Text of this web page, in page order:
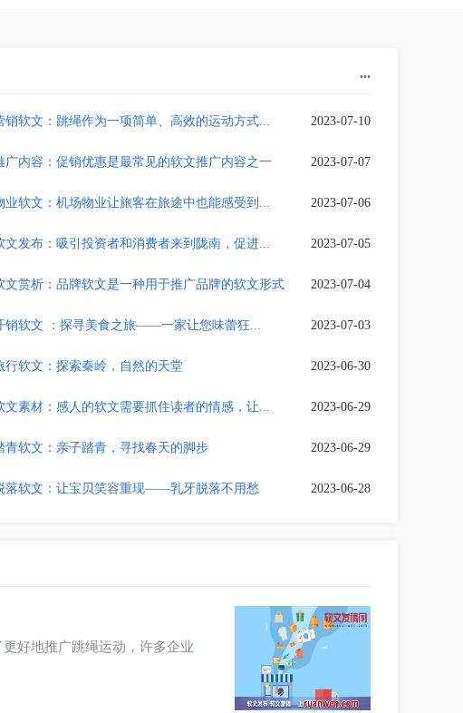
...
销软文：跳绳作为一项简单、高效的运动方式... 2023-07-10
广内容：促销优惠是最常见的软文推广内容之一 2023-07-07
业软文：机场物业让旅客在旅途中也能感受到... 2023-07-06
文发布：吸引投资者和消费者来到陇南，促进... 2023-07-05
文赏析：品牌软文是一种用于推广品牌的软文形式 2023-07-04
销软文 ：探寻美食之旅——一家让您味蕾狂... 2023-07-03
行软文：探索秦岭，自然的天堂 2023-06-30
文素材：感人的软文需要抓住读者的情感，让... 2023-06-29
青软文：亲子踏青，寻找春天的脚步 2023-06-29
落软文：让宝贝笑容重现——乳牙脱落不用愁 2023-06-28
好地推广跳绳运动，许多企业